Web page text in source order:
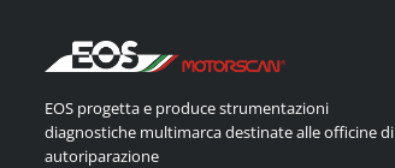
EOS progetta e produce strumentazioni
diagnostiche multimarca destinate alle officine di
autoriparazione